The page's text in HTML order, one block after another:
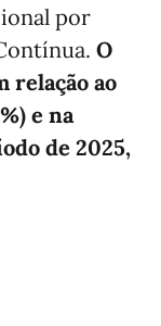
por
O
relação ao
e na
de 2025,